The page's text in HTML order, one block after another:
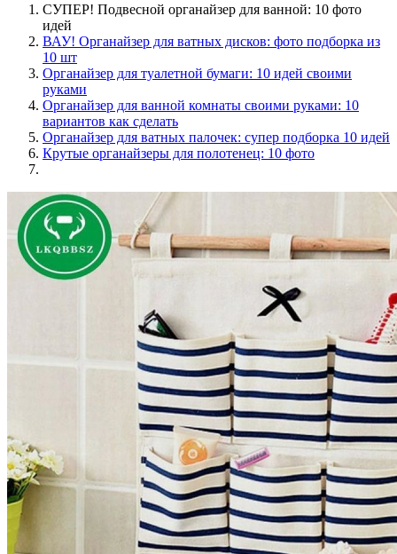
СУПЕР! Подвесной органайзер для ванной: 10 фото
идей
ВАУ! Органайзер для ватных дисков: фото подборка из
10 шт
Органайзер для туалетной бумаги: 10 идей своими
руками
Органайзер для ванной комнаты своими руками: 10
вариантов как сделать
Органайзер для ватных палочек: супер подборка 10 идей
Крутые органайзеры для полотенец: 10 фото